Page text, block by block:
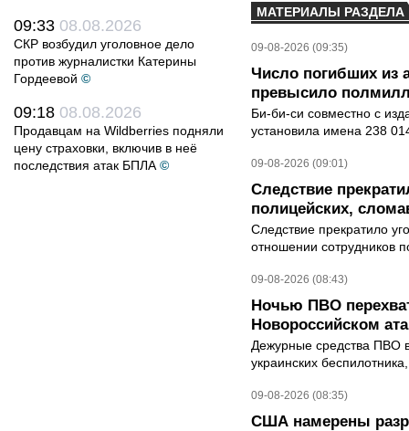
09:33 08.08.2026
СКР возбудил уголовное дело
против журналистки Катерины
Гордеевой ©
09:18 08.08.2026
Продавцам на Wildberries подняли
цену страховки, включив в неё
последствия атак БПЛА ©
МАТЕРИАЛЫ РАЗДЕЛА
09-08-2026 (09:35)
Число погибших из
превысило
Би-би-си совместно с
установила имена 238
09-08-2026 (09:01)
Следствие
полицейских,
Следствие прекратило
отношении сотрудников
09-08-2026 (08:43)
Ночью ПВО
Новороссийском
Дежурные средства ПВО
украинских
09-08-2026 (08:35)
США намерены